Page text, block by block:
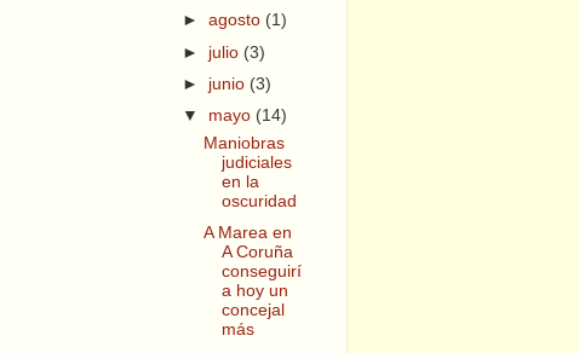
►agosto (1)
► julio (3)
► junio (3)
▼ mayo (14)
Maniobras
judiciales
en la
oscuridad
A Marea en
A Coruña
conseguirí
a hoy un
concejal
más